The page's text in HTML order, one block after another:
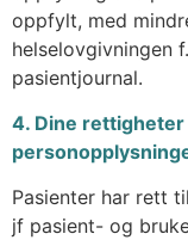
oppfylt, med
helselovgivningen
pasientjournal.
4. Dine
Pasienter har rett
jf pasient- og